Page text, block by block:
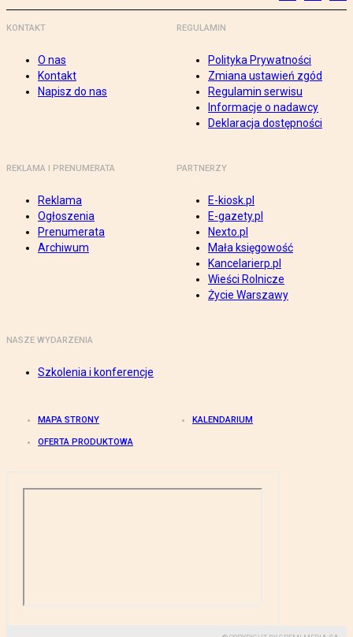
KONTAKT
O nas
Kontakt
Napisz do nas
REGULAMIN
Polityka Prywatności
Zmiana ustawień zgód
Regulamin serwisu
Informacje o nadawcy
Deklaracja dostępności
REKLAMA I PRENUMERATA
Reklama
Ogłoszenia
Prenumerata
Archiwum
PARTNERZY
E-kiosk.pl
E-gazety.pl
Nexto.pl
Mała księgowość
Kancelarierp.pl
Wieści Rolnicze
Życie Warszawy
NASZE WYDARZENIA
Szkolenia i konferencje
MAPA STRONY KALENDARIUM
OFERTA PRODUKTOWA